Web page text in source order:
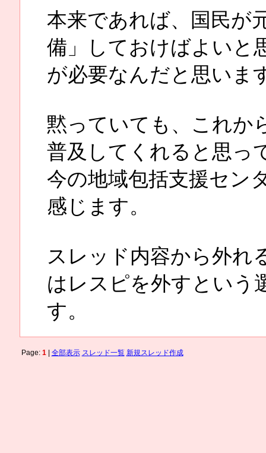
本来であれば、国民が
備」しておけばよいと
が必要なんだと思いま
黙っていても、これか
普及してくれると思っ
今の地域包括支援セン
感じます。
スレッド内容から外れ
はレスピを外すという
す。
Page: 1| 全部表示 スレッド一覧 新規スレッド作成